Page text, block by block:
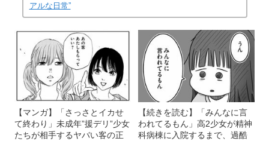
アルな日常”
【マンガ】「さっさとイカせ
て終わり」未成年”援デリ”少女
たちが相手するヤバい客の正
【続きを読む】「みんなに言
われてるもん」高2少女が精神
科病棟に入院するまで、過酷